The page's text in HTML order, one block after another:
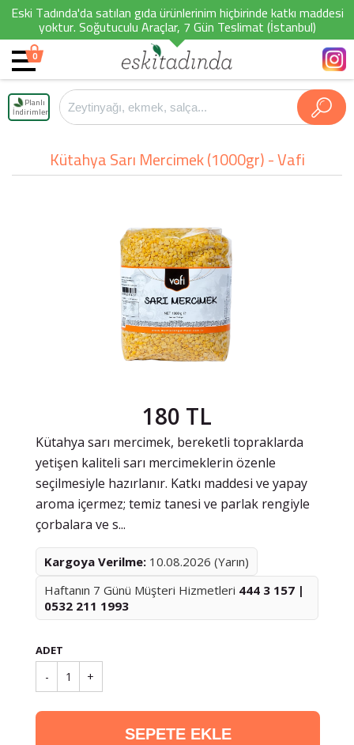
Eski Tadında'da satılan gıda ürünlerinim hiçbirinde katkı maddesi
yoktur. Soğutuculu Araçlar, 7 Gün Teslimat (İstanbul)
0
Planlı
İndirimler
Kütahya Sarı Mercimek (1000gr) - Vafi
180 TL
Kütahya sarı mercimek, bereketli topraklarda
yetişen kaliteli sarı mercimeklerin özenle
seçilmesiyle hazırlanır. Katkı maddesi ve yapay
aroma içermez; temiz tanesi ve parlak rengiyle
çorbalara ve s...
Kargoya Verilme: 10.08.2026 (Yarın)
Haftanın 7 Günü Müşteri Hizmetleri 444 3 157 |
0532 211 1993
ADET
- 1 +
SEPETE EKLE